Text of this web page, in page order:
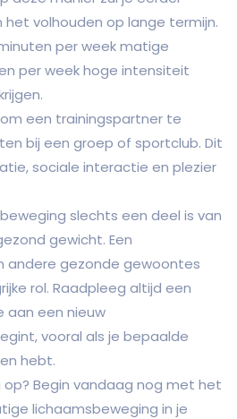
volhouden op lange termijn.
per week matige
per week hoge intensiteit
een trainingspartner te
bij een groep of sportclub. Dit
sociale interactie en plezier
slechts een deel is van
gewicht. Een
andere gezonde gewoontes
rol. Raadpleeg altijd een
aan een nieuw
vooral als je bepaalde
hebt.
Begin vandaag nog met het
lichaamsbeweging in je